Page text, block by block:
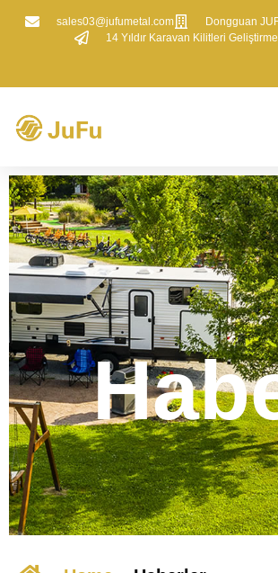
sales03@jufumetal.com
​Dongguan
​14 Yıldır Karavan Kilitleri Geliştirme